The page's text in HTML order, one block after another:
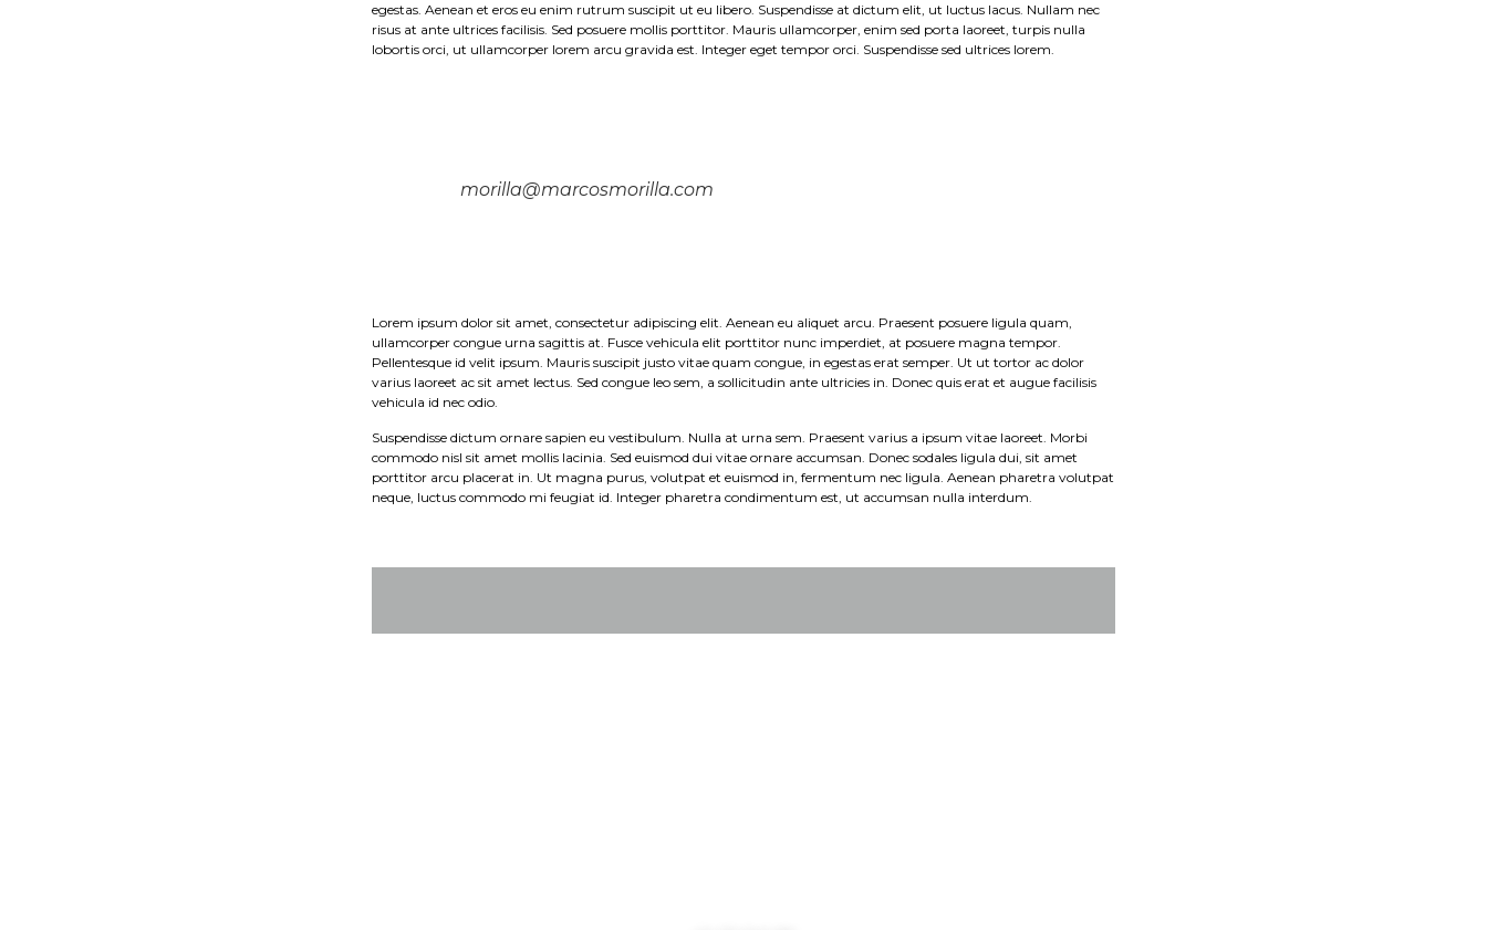
egestas. Aenean et eros eu enim rutrum suscipit ut eu libero. Suspendisse at dictum elit, ut luctus lacus. Nullam nec
risus at ante ultrices facilisis. Sed posuere mollis porttitor. Mauris ullamcorper, enim sed porta laoreet, turpis nulla
lobortis orci, ut ullamcorper lorem arcu gravida est. Integer eget tempor orci. Suspendisse sed ultrices lorem.
morilla@marcosmorilla.com
Lorem ipsum dolor sit amet, consectetur adipiscing elit. Aenean eu aliquet arcu. Praesent posuere ligula quam,
ullamcorper congue urna sagittis at. Fusce vehicula elit porttitor nunc imperdiet, at posuere magna tempor.
Pellentesque id velit ipsum. Mauris suscipit justo vitae quam congue, in egestas erat semper. Ut ut tortor ac dolor
varius laoreet ac sit amet lectus. Sed congue leo sem, a sollicitudin ante ultricies in. Donec quis erat et augue facilisis
vehicula id nec odio.
Suspendisse dictum ornare sapien eu vestibulum. Nulla at urna sem. Praesent varius a ipsum vitae laoreet. Morbi
commodo nisl sit amet mollis lacinia. Sed euismod dui vitae ornare accumsan. Donec sodales ligula dui, sit amet
porttitor arcu placerat in. Ut magna purus, volutpat et euismod in, fermentum nec ligula. Aenean pharetra volutpat
neque, luctus commodo mi feugiat id. Integer pharetra condimentum est, ut accumsan nulla interdum.